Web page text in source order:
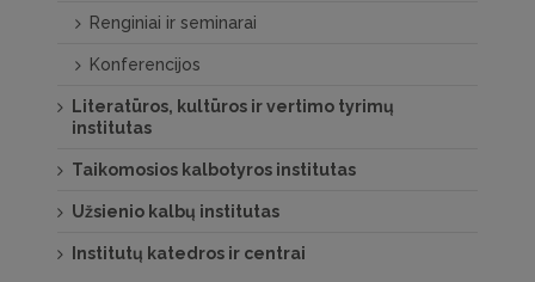
Renginiai ir seminarai
Konferencijos
Literatūros, kultūros ir vertimo tyrimų
institutas
Taikomosios kalbotyros institutas
Užsienio kalbų institutas
Institutų katedros ir centrai